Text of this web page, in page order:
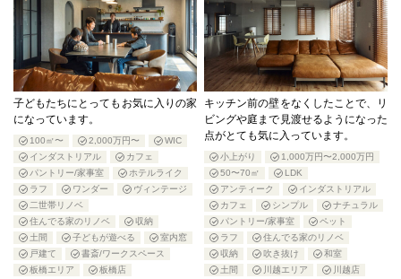
子どもたちにとってもお気に入りの家
になっています。
100㎡〜 2,000万円〜
WIC
インダストリアル
カフェ
パントリー/家事室
ホテルライク
ラフ
ワンダー
ヴィンテージ
二世帯リノベ
住んでる家のリノベ
収納
土間
子どもが遊べる
室内窓
戸建て
書斎/ワークスペース
板橋エリア
板橋店
キッチン前の壁をなくしたことで、リ
ビングや庭まで見渡せるようになった
点がとても気に入っています。
小上がり
1,000万円〜2,000万円
50〜70㎡
LDK
アンティーク
インダストリアル
カフェ
シンプル
ナチュラル
パントリー/家事室
ペット
ラフ
住んでる家のリノベ
収納
吹き抜け
和室
土間
川越エリア
川越店